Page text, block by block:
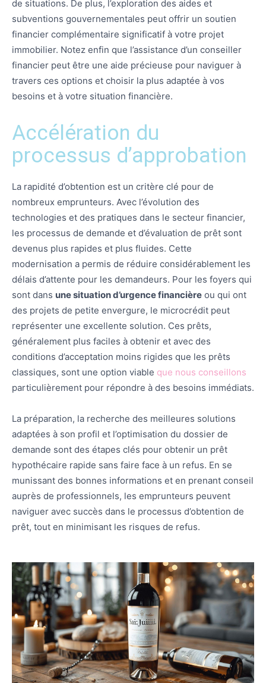
de situations. De plus, l’exploration des aides et
subventions gouvernementales peut offrir un soutien
financier complémentaire significatif à votre projet
immobilier. Notez enfin que l’assistance d’un conseiller
financier peut être une aide précieuse pour naviguer à
travers ces options et choisir la plus adaptée à vos
besoins et à votre situation financière.
Accélération du
processus d’approbation
La rapidité d’obtention est un critère clé pour de
nombreux emprunteurs. Avec l’évolution des
technologies et des pratiques dans le secteur financier,
les processus de demande et d’évaluation de prêt sont
devenus plus rapides et plus fluides. Cette
modernisation a permis de réduire considérablement les
délais d’attente pour les demandeurs. Pour les foyers qui
sont dans une situation d’urgence financière ou qui ont
des projets de petite envergure, le microcrédit peut
représenter une excellente solution. Ces prêts,
généralement plus faciles à obtenir et avec des
conditions d’acceptation moins rigides que les prêts
classiques, sont une option viable que nous conseillons
particulièrement pour répondre à des besoins immédiats.
La préparation, la recherche des meilleures solutions
adaptées à son profil et l’optimisation du dossier de
demande sont des étapes clés pour obtenir un prêt
hypothécaire rapide sans faire face à un refus. En se
munissant des bonnes informations et en prenant conseil
auprès de professionnels, les emprunteurs peuvent
naviguer avec succès dans le processus d’obtention de
prêt, tout en minimisant les risques de refus.